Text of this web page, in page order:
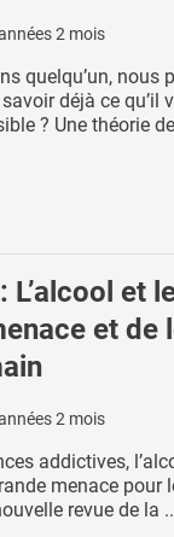
2 mois
quelqu’un, nous
déjà ce qu’il
? Une théorie
L’alcool et
et de
2 mois
addictives,
menace pour
revue de la